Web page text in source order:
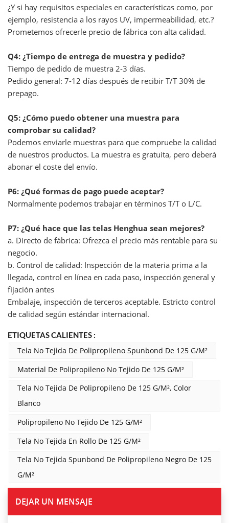
¿Y si hay requisitos especiales en características como, por
ejemplo, resistencia a los rayos UV, impermeabilidad, etc.?
Prometemos ofrecerle precio de fábrica con alta calidad.
Q4: ¿Tiempo de entrega de muestra y pedido?
Tiempo de pedido de muestra 2-3 días.
Pedido general: 7-12 días después de recibir T/T 30% de
prepago.
Q5: ¿Cómo puedo obtener una muestra para
comprobar su calidad?
Podemos enviarle muestras para que compruebe la calidad
de nuestros productos. La muestra es gratuita, pero deberá
abonar el coste del envío.
P6: ¿Qué formas de pago puede aceptar?
Normalmente podemos trabajar en términos T/T o L/C.
P7: ¿Qué hace que las telas Henghua sean mejores?
a. Directo de fábrica: Ofrezca el precio más rentable para su
negocio.
b. Control de calidad: Inspección de la materia prima a la
llegada, control en línea en cada paso, inspección general y
fijación antes
Embalaje, inspección de terceros aceptable. Estricto control
de calidad según estándar internacional.
ETIQUETAS CALIENTES :
Tela No Tejida De Polipropileno Spunbond De 125 G/m²
Material De Polipropileno No Tejido De 125 G/m²
Tela No Tejida De Polipropileno De 125 G/m², Color
Blanco
Polipropileno No Tejido De 125 G/m²
Tela No Tejida En Rollo De 125 G/m²
Tela No Tejida Spunbond De Polipropileno Negro De 125
G/m²
DEJAR UN MENSAJE